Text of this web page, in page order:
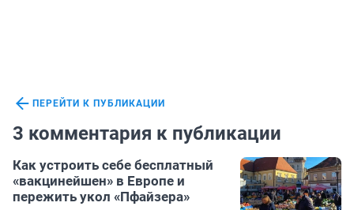
ПЕРЕЙТИ К ПУБЛИКАЦИИ
3 комментария к публикации
Как устроить себе бесплатный
«вакцинейшен» в Европе и
пережить укол «Пфайзера»